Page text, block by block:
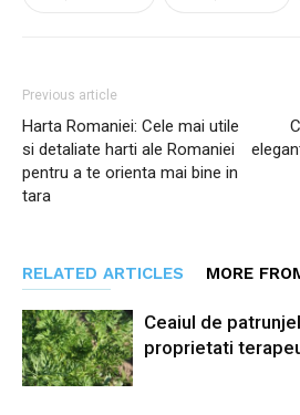
Previous article
Harta Romaniei: Cele mai utile
si detaliate harti ale Romaniei
pentru a te orienta mai bine in
tara
RELATED ARTICLES MORE
Ceaiul de
proprietati